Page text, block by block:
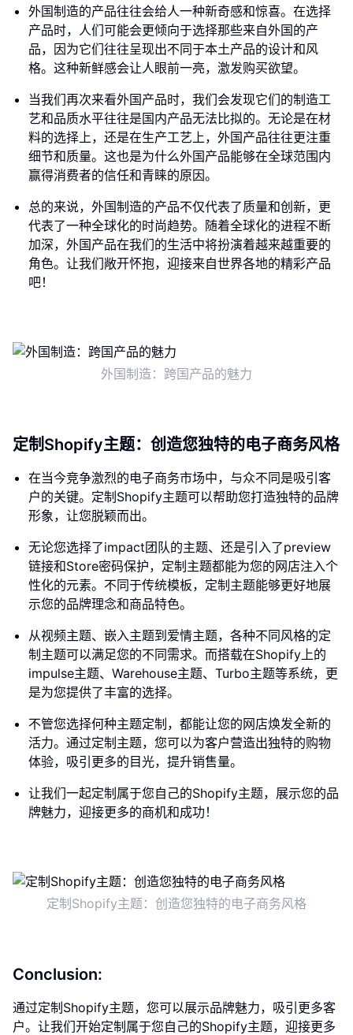
外国制造的产品往往会给人一种新奇感和惊喜。在选择
产品时，人们可能会更倾向于选择那些来自外国的产
品，因为它们往往呈现出不同于本土产品的设计和风
格。这种新鲜感会让人眼前一亮，激发购买欲望。
当我们再次来看外国产品时，我们会发现它们的制造工
艺和品质水平往往是国内产品无法比拟的。无论是在材
料的选择上，还是在生产工艺上，外国产品往往更注重
细节和质量。这也是为什么外国产品能够在全球范围内
赢得消费者的信任和青睐的原因。
总的来说，外国制造的产品不仅代表了质量和创新，更
代表了一种全球化的时尚趋势。随着全球化的进程不断
加深，外国产品在我们的生活中将扮演着越来越重要的
角色。让我们敞开怀抱，迎接来自世界各地的精彩产品
吧！
外国制造：跨国产品的魅力
定制Shopify主题：创造您独特的电子商务风格
在当今竞争激烈的电子商务市场中，与众不同是吸引客
户的关键。定制Shopify主题可以帮助您打造独特的品牌
形象，让您脱颖而出。
无论您选择了impact团队的主题、还是引入了preview
链接和Store密码保护，定制主题都能为您的网店注入个
性化的元素。不同于传统模板，定制主题能够更好地展
示您的品牌理念和商品特色。
从视频主题、嵌入主题到爱情主题，各种不同风格的定
制主题可以满足您的不同需求。而搭载在Shopify上的
impulse主题、Warehouse主题、Turbo主题等系统，更
是为您提供了丰富的选择。
不管您选择何种主题定制，都能让您的网店焕发全新的
活力。通过定制主题，您可以为客户营造出独特的购物
体验，吸引更多的目光，提升销售量。
让我们一起定制属于您自己的Shopify主题，展示您的品
牌魅力，迎接更多的商机和成功！
定制Shopify主题：创造您独特的电子商务风格
Conclusion:
通过定制Shopify主题，您可以展示品牌魅力，吸引更多客
户。让我们开始定制属于您自己的Shopify主题，迎接更多